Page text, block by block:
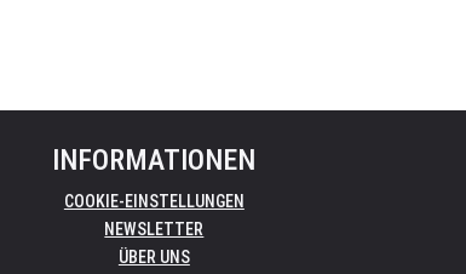
INFORMATIONEN
COOKIE-EINSTELLUNGEN
NEWSLETTER
ÜBER UNS